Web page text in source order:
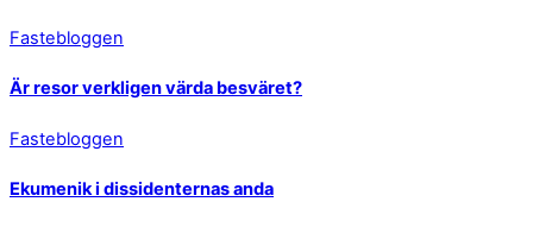
Fastebloggen
Är resor verkligen värda besväret?
Fastebloggen
Ekumenik i dissidenternas anda